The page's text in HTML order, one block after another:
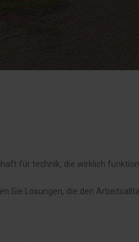
für technik, die wirklich
Sie Lösungen, die den